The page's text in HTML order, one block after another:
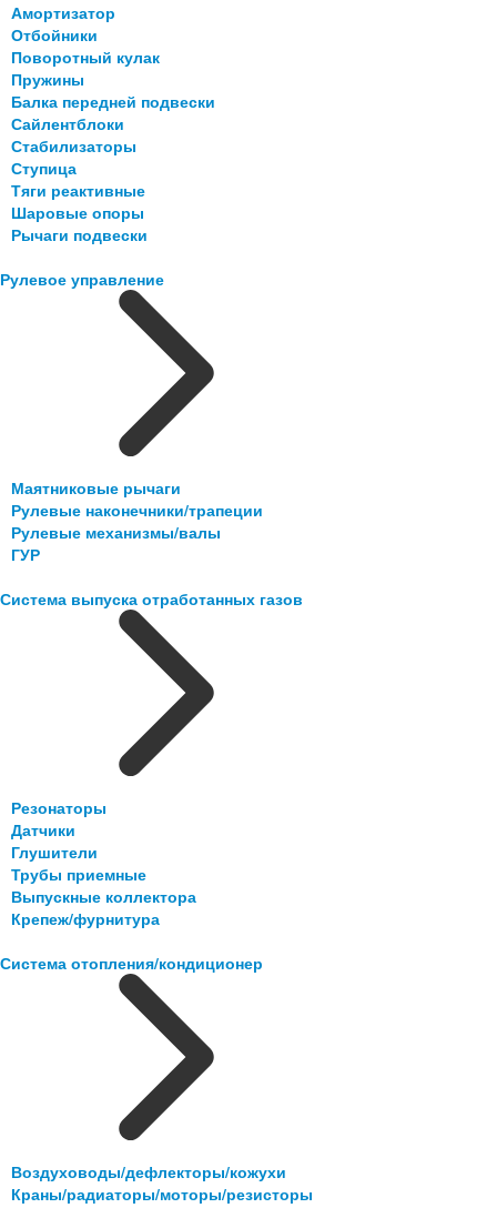
Амортизатор
Отбойники
Поворотный кулак
Пружины
Балка передней подвески
Сайлентблоки
Стабилизаторы
Ступица
Тяги реактивные
Шаровые опоры
Рычаги подвески
Рулевое управление
Маятниковые рычаги
Рулевые наконечники/трапеции
Рулевые механизмы/валы
ГУР
Система выпуска отработанных газов
Резонаторы
Датчики
Глушители
Трубы приемные
Выпускные коллектора
Крепеж/фурнитура
Система отопления/кондиционер
Воздуховоды/дефлекторы/кожухи
Краны/радиаторы/моторы/резисторы